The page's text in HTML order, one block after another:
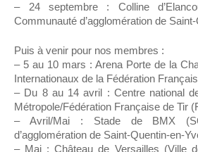
– 24 septembre : Colline
Communauté d’agglomération de
Puis à venir pour nos membres :
– 5 au 10 mars : Arena Porte de la
Internationaux de la Fédération
– Du 8 au 14 avril : Centre national
Métropole/Fédération Française de Tir
– Avril/Mai : Stade de BMX
d’agglomération de Saint-Quentin-en-
– Mai : Château de Versailles (Ville